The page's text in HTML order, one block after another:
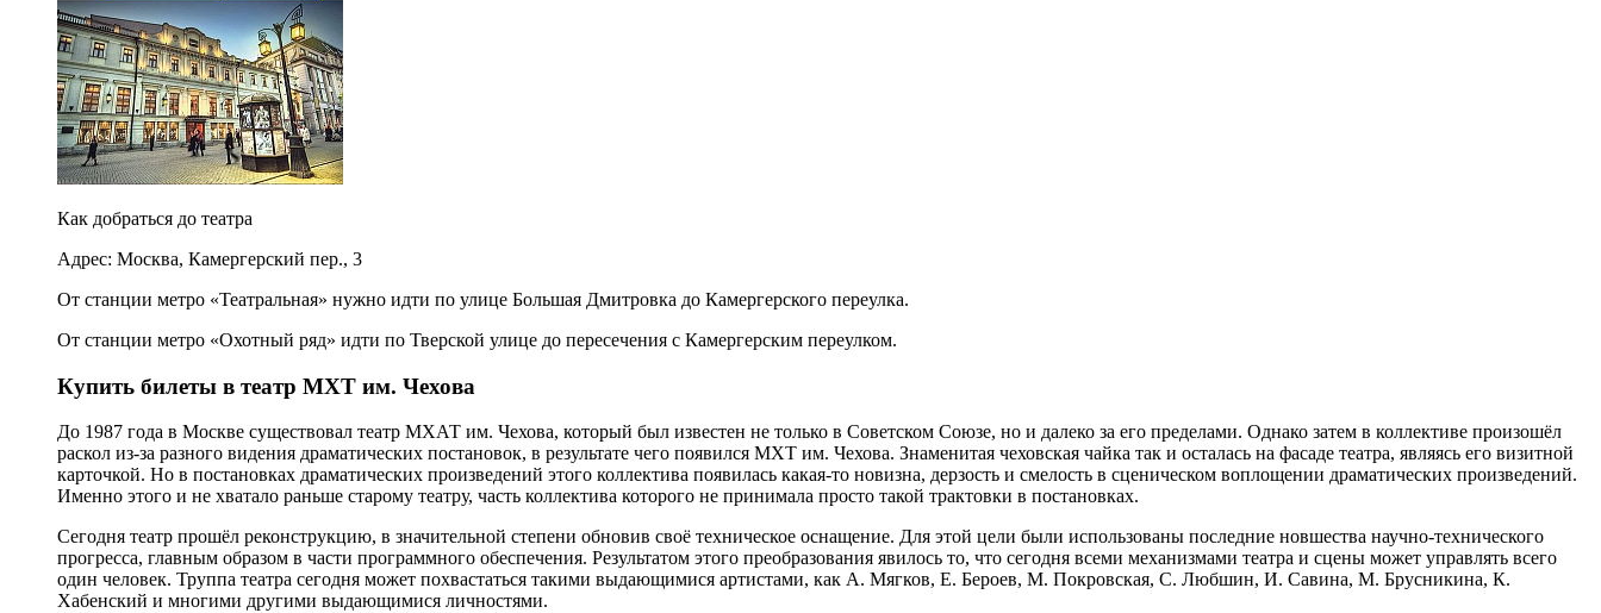
Как добраться до театра
Адрес: Москва, Камергерский пер., 3
От станции метро «Театральная» нужно идти по улице Большая Дмитровка до Камергерского переулка.
От станции метро «Охотный ряд» идти по Тверской улице до пересечения с Камергерским переулком.
Купить билеты в театр МХТ им. Чехова
До 1987 года в Москве существовал театр МХАТ им. Чехова, который был известен не только в Советском Союзе, но и далеко за его пределами. Однако затем в коллективе произошёл
раскол из-за разного видения драматических постановок, в результате чего появился МХТ им. Чехова. Знаменитая чеховская чайка так и осталась на фасаде театра, являясь его визитной
карточкой. Но в постановках драматических произведений этого коллектива появилась какая-то новизна, дерзость и смелость в сценическом воплощении драматических произведений.
Именно этого и не хватало раньше старому театру, часть коллектива которого не принимала просто такой трактовки в постановках.
Сегодня театр прошёл реконструкцию, в значительной степени обновив своё техническое оснащение. Для этой цели были использованы последние новшества научно-технического
прогресса, главным образом в части программного обеспечения. Результатом этого преобразования явилось то, что сегодня всеми механизмами театра и сцены может управлять всего
один человек. Труппа театра сегодня может похвастаться такими выдающимися артистами, как А. Мягков, Е. Бероев, М. Покровская, С. Любшин, И. Савина, М. Брусникина, К.
Хабенский и многими другими выдающимися личностями.